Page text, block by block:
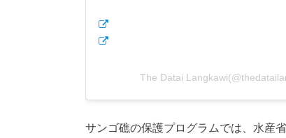
The Datai
サンゴ礁の保護プログラムでは、水産